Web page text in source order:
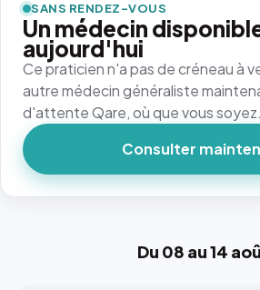
Du 08 au 14
SANS RENDEZ-VOUS
Un médecin
aujourd'hui
Ce praticien n'a pas de créneau à
autre médecin généraliste
d'attente Qare, où que vous soyez.
Consulter